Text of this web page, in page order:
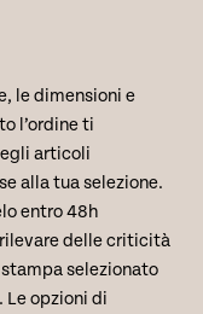
le dimensioni e
l’ordine ti
articoli
alla tua selezione.
entro 48h
delle criticità
selezionato
opzioni di